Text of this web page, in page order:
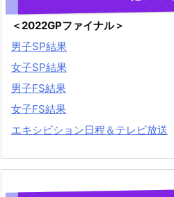
＜2022GPファイナル＞
男子SP結果
女子SP結果
男子FS結果
女子FS結果
エキシビション日程＆テレビ放送